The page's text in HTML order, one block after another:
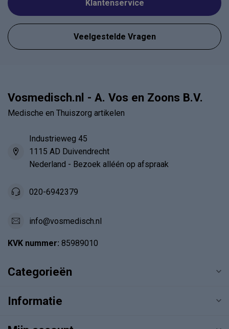
Klantenservice
Veelgestelde Vragen
Vosmedisch.nl - A. Vos en Zoons B.V.
Medische en Thuiszorg artikelen
Industrieweg 45
1115 AD Duivendrecht
Nederland - Bezoek alléén op afspraak
020-6942379
info@vosmedisch.nl
KVK nummer: 85989010
Categorieën
Informatie